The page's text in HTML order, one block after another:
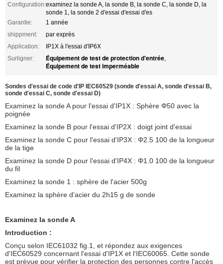
Configuration:examinez la sonde A, la sonde B, la sonde C, la sonde D, la
sonde 1, la sonde 2 d'essai d'essai d'es
Garantie:
1 année
shippment:
par exprès
Application:
IP1X à l'essai d'IP6X
Surligner:
Équipement de test de protection d'entrée,
Équipement de test imperméable
Sondes d'essai de code d'IP IEC60529 (sonde d'essai A, sonde d'essai B,
sonde d'essai C, sonde d'essai D)
Examinez la sonde A pour l'essai d'IP1X : Sphère Φ50 avec la
poignée
Examinez la sonde B pour l'essai d'IP2X : doigt joint d'essai
Examinez la sonde C pour l'essai d'IP3X : Φ2.5 100 de la longueur
de la tige
Examinez la sonde D pour l'essai d'IP4X : Φ1.0 100 de la longueur
du fil
Examinez la sonde 1 : sphère de l'acier 500g
Examinez la sphère d'acier du 2h15 g de sonde
Examinez la sonde A
Introduction :
Conçu selon IEC61032 fig.1, et répondez aux exigences
d'IEC60529 concernant l'essai d'IP1X et l'IEC60065. Cette sonde
est prévue pour vérifier la protection des personnes contre l'accès